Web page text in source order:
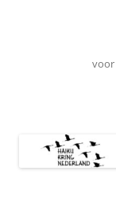
voor